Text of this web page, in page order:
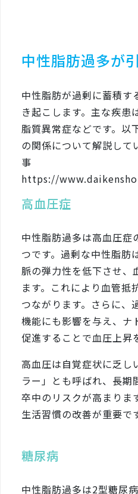
中性脂肪過多が
中性脂肪が過剰に蓄積す
き起こします。主な疾患
脂質異常症などです。以
の関係について解説して
事
https://
高血圧症
中性脂肪過多は高血圧症
つです。過剰な中性脂肪
脈の弾力性を低下させ、
ます。これにより血管抵
つながります。さらに、
機能にも影響を与え、ナ
促進することで血圧上昇
高血圧は自覚症状に乏し
ラー」とも呼ばれ、長期
卒中のリスクが高まりま
生活習慣の改善が重要で
糖尿病
中性脂肪過多は2型糖尿